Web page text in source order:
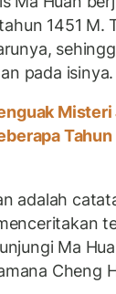
1451 M.
pada isinya.
Misteri
adalah
Ma
Cheng